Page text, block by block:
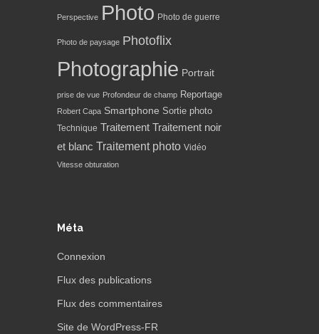
Perspective Photo Photo de guerre
Photo de paysage Photoflix
Photographie Portrait
prise de vue Profondeur de champ Reportage
Robert Capa Smartphone Sortie photo
Technique Traitement Traitement noir
et blanc Traitement photo Vidéo
Vitesse obturation
Méta
Connexion
Flux des publications
Flux des commentaires
Site de WordPress-FR